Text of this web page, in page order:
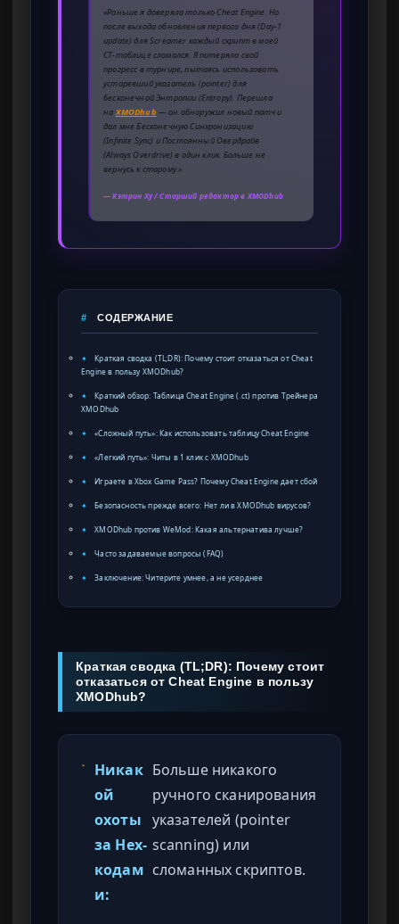
«Раньше я доверяла только Cheat Engine. Но
после выхода обновления первого дня (Day-1
update) для Screamer каждый скрипт в моей
CT-таблице сломался. Я потеряла свой
прогресс в турнире, пытаясь использовать
устаревший указатель (pointer) для
бесконечной Энтропии (Entropy). Перешла
наXMODhub — он обнаружил новый патч и
дал мне Бесконечную Синхронизацию
(Infinite Sync) и Постоянный Овердрайв
(Always Overdrive) в один клик. Больше не
вернусь к старому.»
— Кэтрин Ху / Старший редактор в XMODhub
# СОДЕРЖАНИЕ
✦
Краткая сводка (TL;DR): Почему стоит отказаться от Cheat
Engine в пользу XMODhub?
✦
Краткий обзор: Таблица Cheat Engine (.ct) против Трейнера
XMODhub
✦ «Сложный путь»: Как использовать таблицу Cheat Engine
✦ «Легкий путь»: Читы в 1 клик с XMODhub
✦ Играете в Xbox Game Pass? Почему Cheat Engine дает сбой
✦ Безопасность прежде всего: Нет ли в XMODhub вирусов?
✦ XMODhub против WeMod: Какая альтернатива лучше?
✦ Часто задаваемые вопросы (FAQ)
✦ Заключение: Читерите умнее, а не усерднее
Краткая сводка (TL;DR): Почему стоит
отказаться от Cheat Engine в пользу
XMODhub?
Никак
ой
охоты
за Hex-
кодам
и:
Больше никакого
ручного сканирования
указателей (pointer
scanning) или
сломанных скриптов.